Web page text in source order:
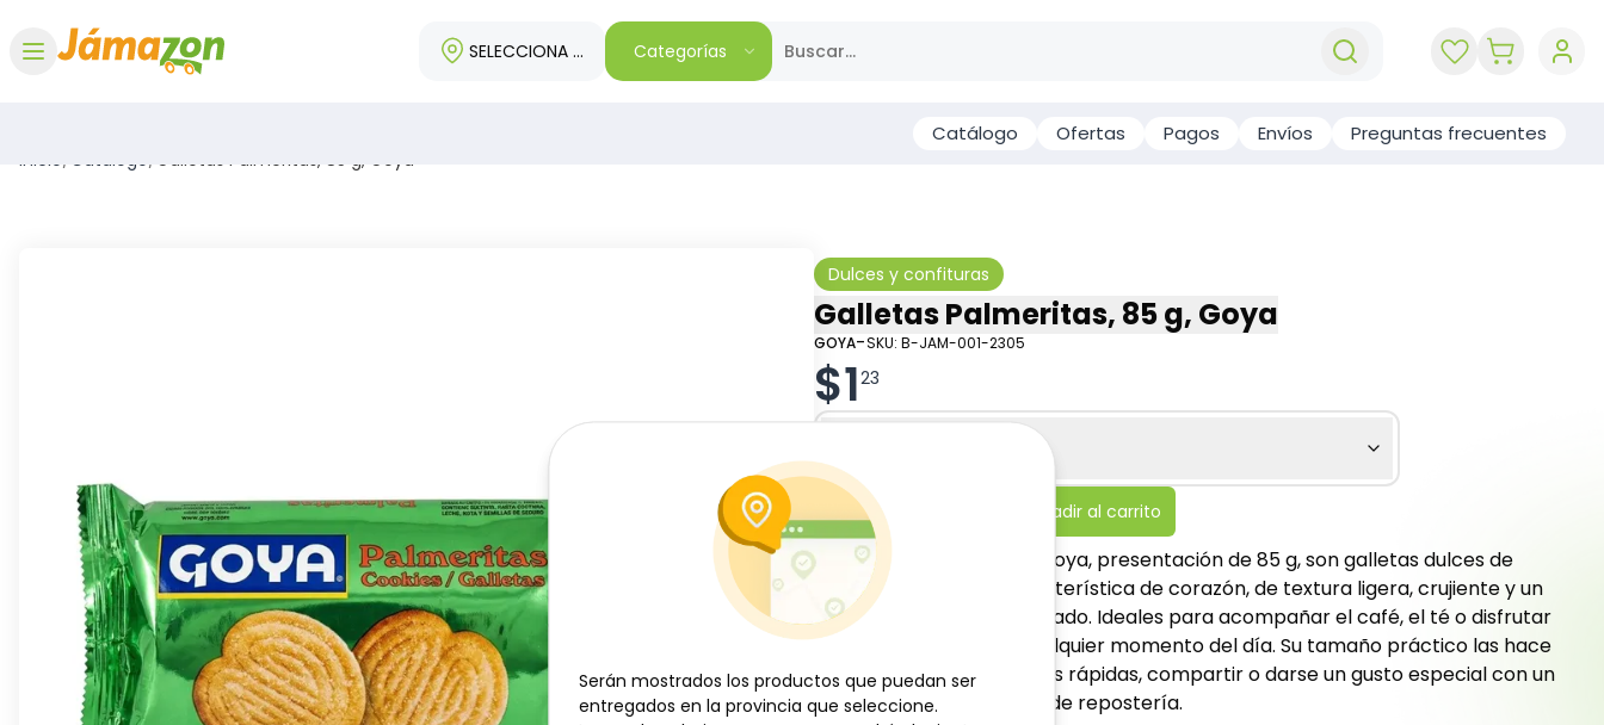
SELECCIONA TU REGIÓNCategorías
Catálogo Ofertas Pagos Envíos Preguntas frecuentes
Inicio/ Catálogo/ Galletas Palmeritas, 85 g, Goya
Dulces y confituras
Galletas Palmeritas, 85 g, Goya
GOYA-SKU: B-JAM-001-2305
$123
- Añadir al carrito
Las Galletas Palmeritas Goya, presentación de 85 g, son galletas dulces de
hojaldre con forma característica de corazón, de textura ligera, crujiente y un
delicioso sabor caramelizado. Ideales para acompañar el café, el té o disfrutar
como snack dulce en cualquier momento del día. Su tamaño práctico las hace
perfectas para meriendas rápidas, compartir o darse un gusto especial con un
toque clásico y elegante de repostería.
Serán mostrados los productos que puedan ser
entregados en la provincia que seleccione.
Serán mostrados los productos que puedan ser
entregados en la provincia que seleccione.